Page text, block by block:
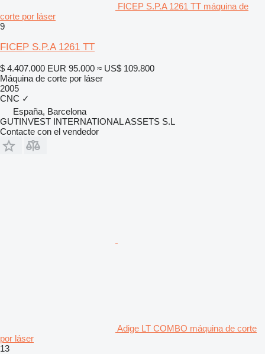
FICEP S.P.A 1261 TT máquina de
corte por láser
9
FICEP S.P.A 1261 TT
$ 4.407.000 EUR 95.000 ≈ US$ 109.800
Máquina de corte por láser
2005
CNC ✓
España, Barcelona
GUTINVEST INTERNATIONAL ASSETS S.L
Contacte con el vendedor
Adige LT COMBO máquina de corte
por láser
13